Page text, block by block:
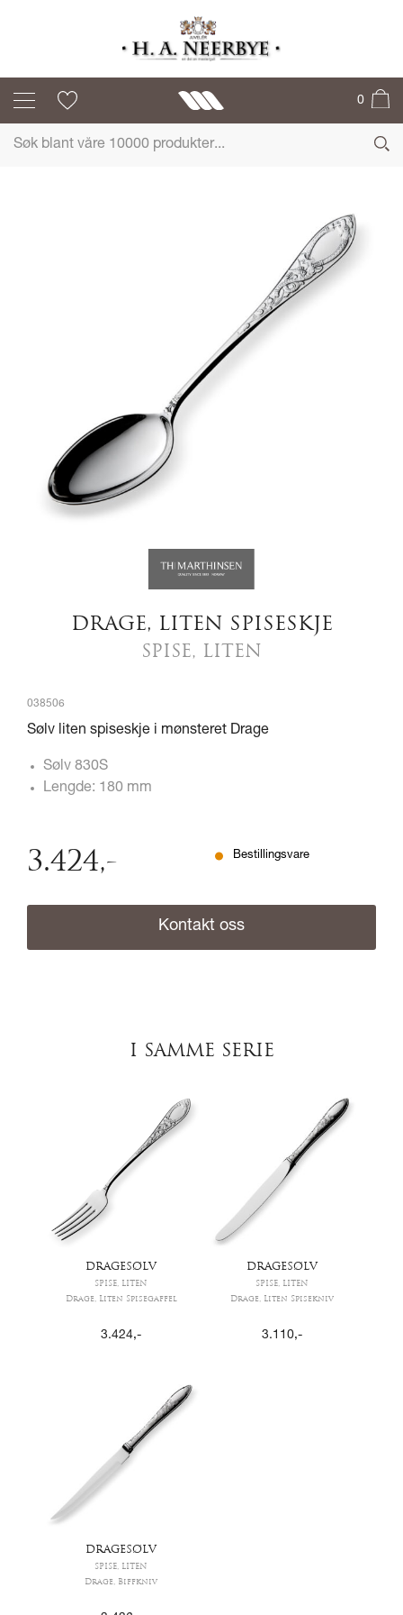
0
DRAGE, LITEN SPISESKJE
SPISE, LITEN
038506
Sølv liten spiseskje i mønsteret Drage
Sølv 830S
Lengde: 180 mm
3.424,- Bestillingsvare
Kontakt oss
I SAMME SERIE
DRAGESØLV
SPISE, LITEN
Drage, Liten Spisegaffel
3.424,-
DRAGESØLV
SPISE, LITEN
Drage, Liten Spisekniv
3.110,-
DRAGESØLV
SPISE, LITEN
Drage, Biffkniv
DRAGESØLV